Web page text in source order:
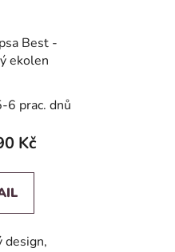
Best -
ekolen
6 prac. dnů
Kč
design,